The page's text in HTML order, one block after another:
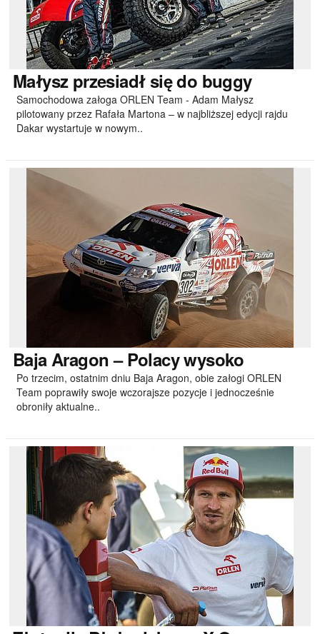
Małyszprzesiadł się do buggy
Samochodowa załoga ORLEN Team - Adam Małysz
pilotowany przez Rafała Martona – w najbliższej edycji rajdu
Dakar wystartuje w nowym..
BajaAragon – Polacy wysoko
Po trzecim, ostatnim dniu Baja Aragon, obie załogi ORLEN
Team poprawiły swoje wczorajsze pozycje i jednocześnie
obroniły aktualne..